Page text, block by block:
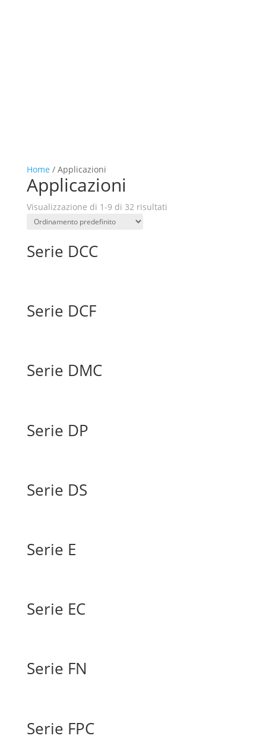
Home / Applicazioni
Applicazioni
Visualizzazione di 1-9 di 32 risultati
Serie DCC
Serie DCF
Serie DMC
Serie DP
Serie DS
Serie E
Serie EC
Serie FN
Serie FPC